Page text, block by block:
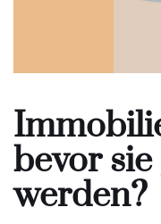
bevor
werden?